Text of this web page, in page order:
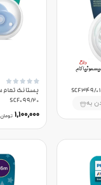
به





SCF099/20
1,100,000 تومان